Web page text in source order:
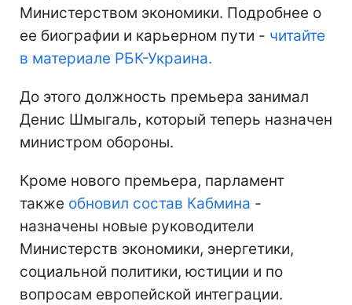
Министерством экономики. Подробнее о
ее биографии и карьерном пути - читайте
в материале РБК-Украина.
До этого должность премьера занимал
Денис Шмыгаль, который теперь назначен
министром обороны.
Кроме нового премьера, парламент
также обновил состав Кабмина -
назначены новые руководители
Министерств экономики, энергетики,
социальной политики, юстиции и по
вопросам европейской интеграции.